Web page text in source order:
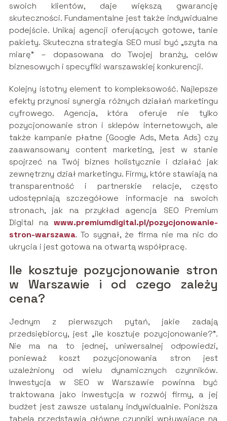
swoich klientów, daje większą gwarancję
skuteczności. Fundamentalne jest także indywidualne
podejście. Unikaj agencji oferujących gotowe, tanie
pakiety. Skuteczna strategia SEO musi być „szyta na
miarę” – dopasowana do Twojej branży, celów
biznesowych i specyfiki warszawskiej konkurencji.
Kolejny istotny element to kompleksowość. Najlepsze
efekty przynosi synergia różnych działań marketingu
cyfrowego. Agencja, która oferuje nie tylko
pozycjonowanie stron i sklepów internetowych, ale
także kampanie płatne (Google Ads, Meta Ads) czy
zaawansowany content marketing, jest w stanie
spojrzeć na Twój biznes holistycznie i działać jak
zewnętrzny dział marketingu. Firmy, które stawiają na
transparentność i partnerskie relacje, często
udostępniają szczegółowe informacje na swoich
stronach, jak na przykład agencja SEO Premium
Digital nawww.premiumdigital.pl/pozycjonowanie-
stron-warszawa. To sygnał, że firma nie ma nic do
ukrycia i jest gotowa na otwartą współpracę.
Ile kosztuje pozycjonowanie stron
w Warszawie i od czego zależy
cena?
Jednym z pierwszych pytań, jakie zadają
przedsiębiorcy, jest „ile kosztuje pozycjonowanie?”.
Nie ma na to jednej, uniwersalnej odpowiedzi,
ponieważ koszt pozycjonowania stron jest
uzależniony od wielu dynamicznych czynników.
Inwestycja w SEO w Warszawie powinna być
traktowana jako inwestycja w rozwój firmy, a jej
budżet jest zawsze ustalany indywidualnie. Poniższa
tabela przedstawia główne czynniki wpływające na